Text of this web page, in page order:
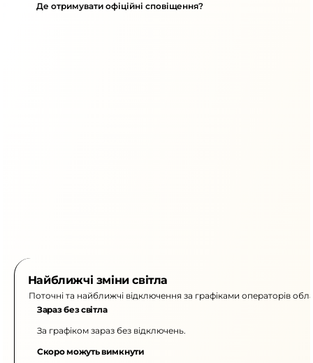
Де отримувати офіційні сповіщення?
Найближчі зміни світла
Поточні та найближчі відключення за графіками операторів
Зараз без світла
За графіком зараз без відключень.
Скоро можуть вимкнути